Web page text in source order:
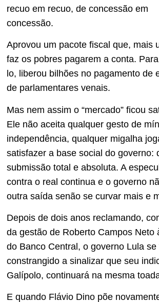
recuo em recuo, de concessão em
concessão.
Aprovou um pacote fiscal que, mais
faz os pobres pagarem a conta.
lo, liberou bilhões no pagamento de
de parlamentares venais.
Mas nem assim o “mercado” ficou
Ele não aceita qualquer gesto de
independência, qualquer migalha
satisfazer a base social do governo:
submissão total e absoluta. A
contra o real continua e o governo
outra saída senão se curvar mais e
Depois de dois anos reclamando,
da gestão de Roberto Campos Neto
do Banco Central, o governo Lula se
constrangido a sinalizar que seu
Galípolo, continuará na mesma
E quando Flávio Dino põe